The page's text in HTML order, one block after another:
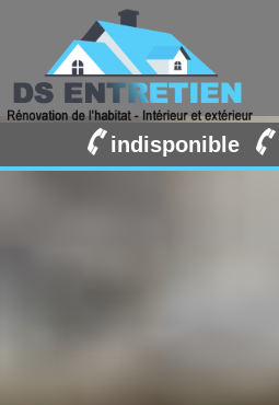
indisponible